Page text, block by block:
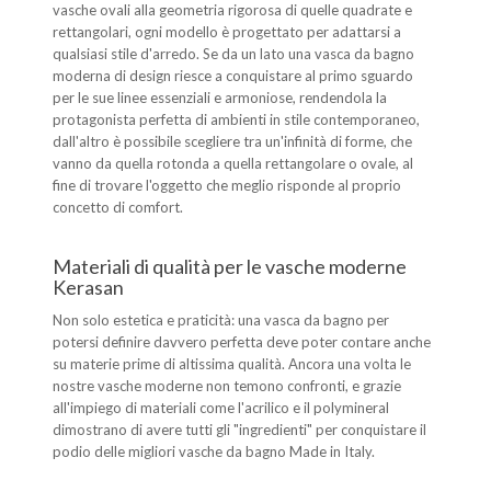
vasche ovali alla geometria rigorosa di quelle quadrate e
rettangolari, ogni modello è progettato per adattarsi a
qualsiasi stile d'arredo. Se da un lato una vasca da bagno
moderna di design riesce a conquistare al primo sguardo
per le sue linee essenziali e armoniose, rendendola la
protagonista perfetta di ambienti in stile contemporaneo,
dall'altro è possibile scegliere tra un'infinità di forme, che
vanno da quella rotonda a quella rettangolare o ovale, al
fine di trovare l'oggetto che meglio risponde al proprio
concetto di comfort.
Materiali di qualità per le vasche moderne
Kerasan
Non solo estetica e praticità: una vasca da bagno per
potersi definire davvero perfetta deve poter contare anche
su materie prime di altissima qualità. Ancora una volta le
nostre vasche moderne non temono confronti, e grazie
all'impiego di materiali come l'acrilico e il polymineral
dimostrano di avere tutti gli "ingredienti" per conquistare il
podio delle migliori vasche da bagno Made in Italy.